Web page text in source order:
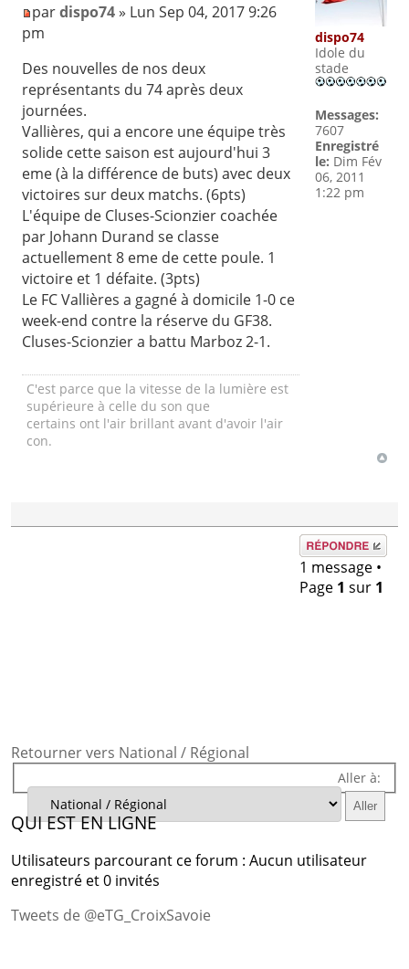
pardispo74» Lun Sep 04, 2017 9:26
pm
Des nouvelles de nos deux
représentants du 74 après deux
journées.
Vallières, qui a encore une équipe très
solide cette saison est aujourd'hui 3
eme (à la différence de buts) avec deux
victoires sur deux matchs. (6pts)
L'équipe de Cluses-Scionzier coachée
par Johann Durand se classe
actuellement 8 eme de cette poule. 1
victoire et 1 défaite. (3pts)
Le FC Vallières a gagné à domicile 1-0 ce
week-end contre la réserve du GF38.
Cluses-Scionzier a battu Marboz 2-1.
C'est parce que la vitesse de la lumière est
supérieure à celle du son que
certains ont l'air brillant avant d'avoir l'air
con.
dispo74
Idole du
stade
Messages:
7607
Enregistré
le: Dim Fév
06, 2011
1:22 pm
Répondre
1 message •
Page 1 sur 1
Retourner vers National / Régional
Aller à:
QUI EST EN LIGNE
Utilisateurs parcourant ce forum : Aucun utilisateur
enregistré et 0 invités
Tweets de @eTG_CroixSavoie